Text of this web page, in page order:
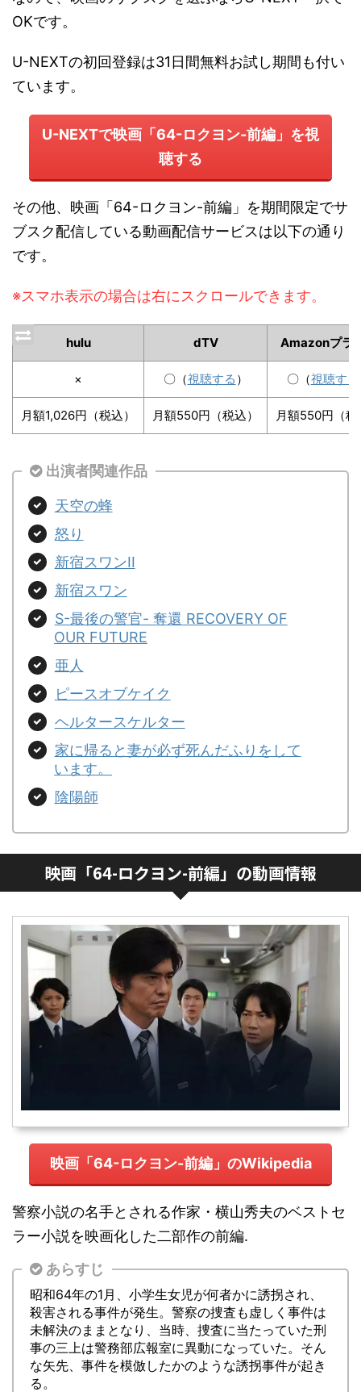
OKです。
U-NEXTの初回登録は31日間無料お試し期間も付い
ています。
U-NEXTで映画「64-ロクヨン-前編」を視
聴する
その他、映画「64-ロクヨン-前編」を期間限定でサ
ブスク配信している動画配信サービスは以下の通り
です。
※スマホ表示の場合は右にスクロールできます。
hulu dTV Amazonプラ
× 〇（視聴する ） 〇（視聴する
月額1,026円（税込） 月額550円（税込） 月額550円（税
出演者関連作品
天空の蜂
怒り
新宿スワンII
新宿スワン
S-最後の警官- 奪還 RECOVERY OF
OUR FUTURE
亜人
ピースオブケイク
ヘルタースケルター
家に帰ると妻が必ず死んだふりをして
います。
陰陽師
映画「64-ロクヨン-前編」の動画情報
映画「64-ロクヨン-前編」のWikipedia
警察小説の名手とされる作家・横山秀夫のベストセ
ラー小説を映画化した二部作の前編.
あらすじ
昭和64年の1月、小学生女児が何者かに誘拐され、
殺害される事件が発生。警察の捜査も虚しく事件は
未解決のままとなり、当時、捜査に当たっていた刑
事の三上は警務部広報室に異動になっていた。そん
な矢先、事件を模倣したかのような誘拐事件が起き
る。